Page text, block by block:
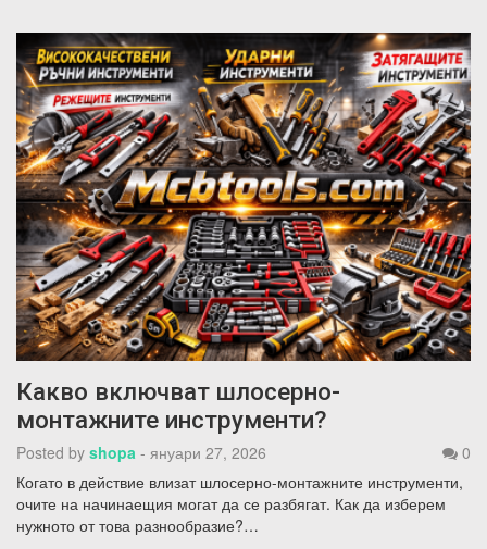
Какво включват шлосерно-
монтажните инструменти?
Posted by shopa - януари 27, 2026
0
Когато в действие влизат шлосерно-монтажните инструменти,
очите на начинаещия могат да се разбягат. Как да изберем
нужното от това разнообразие?…